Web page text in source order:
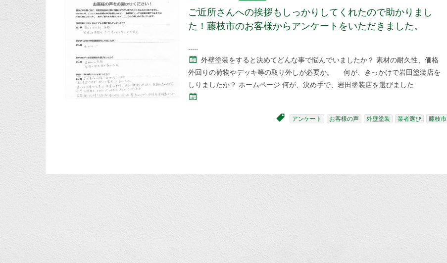
ご近所さんへの挨拶もしっかりしてくれたので助かりまし
た！藤枝市のお客様からアンケートをいただきました。
外壁塗装をすると決めてどんな事で悩んでいましたか？ 素材の耐久性、価格
外回りの荷物やデッキ等の取り外しが必要か。 何が、きっかけで岩田塗装店を
しりましたか？ ホームページ 何が、決め手で、岩田塗装店を選びました
アンケート お客様の声 外壁塗装 業者選び 藤枝市